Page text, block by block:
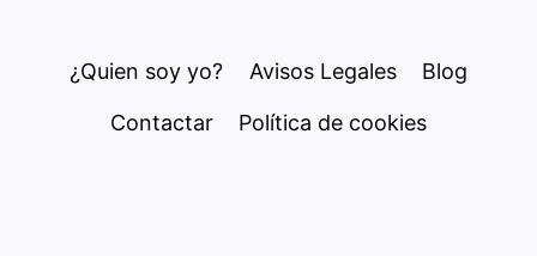
¿Quien soy yo? Avisos Legales Blog
Contactar Política de cookies